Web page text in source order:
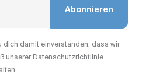
Abonnieren
dich damit einverstanden, dass wir
unserer Datenschutzrichtlinie